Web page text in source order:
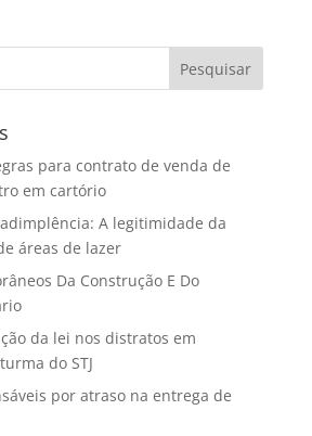
para contrato de venda de
em cartório
A legitimidade da
áreas de lazer
Da Construção E Do
da lei nos distratos em
do STJ
por atraso na entrega de